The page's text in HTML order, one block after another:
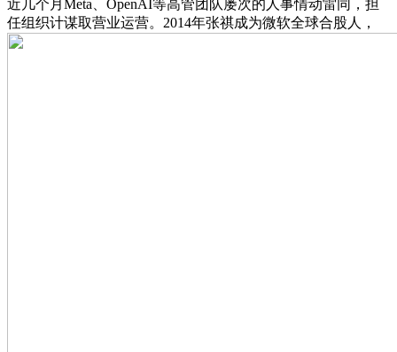
近几个月Meta、OpenAI等高管团队屡次的人事情动雷同，担
任组织计谋取营业运营。2014年张祺成为微软全球合股人，